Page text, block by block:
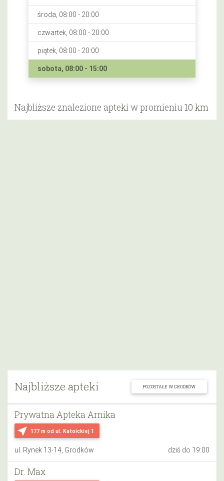
Najbliższe apteki POZOSTAŁE W GRODKÓW
near_me 177 m od ul. Katoickiej 1
Prywatna Apteka Arnika
ul. Rynek 13-14, Grodków dziś do 19:00
Dr. Max
środa, 08:00 - 20:00
czwartek, 08:00 - 20:00
piątek, 08:00 - 20:00
sobota, 08:00 - 15:00
Najbliższe znalezione apteki w promieniu 10 km